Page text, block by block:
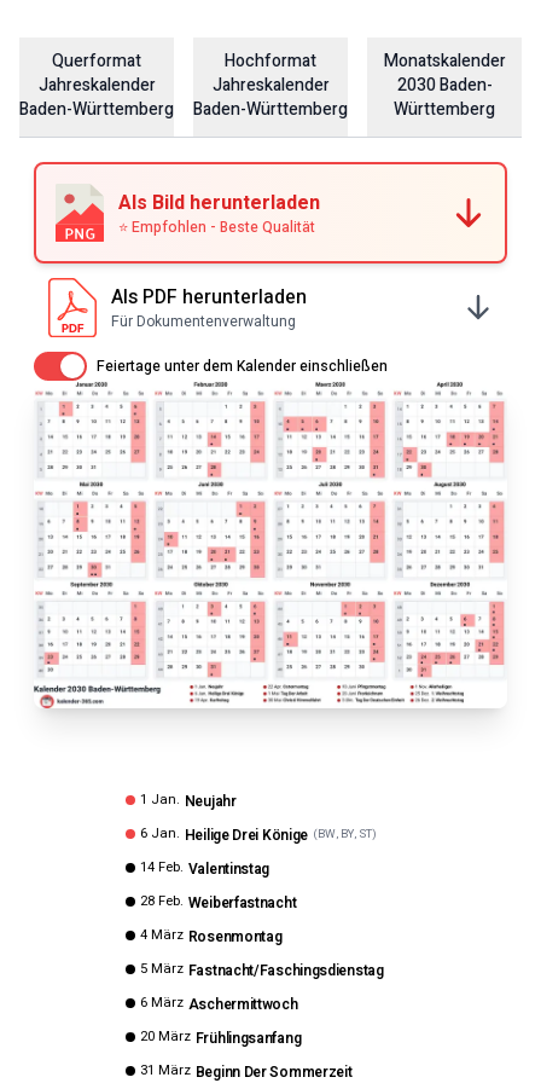
Querformat
Jahreskalender
Baden-Württemberg
Hochformat
Jahreskalender
Baden-Württemberg
Monatskalender
2030Baden-
Württemberg
Als Bild herunterladen
⭐ Empfohlen - Beste Qualität
Als PDF herunterladen
Für Dokumentenverwaltung
Av / PåFeiertage unter dem Kalender einschließen
1 Jan. Neujahr
6 Jan. Heilige Drei Könige (BW, BY, ST)
14 Feb. Valentinstag
28 Feb. Weiberfastnacht
4 März Rosenmontag
5 März Fastnacht/Faschingsdienstag
6 März Aschermittwoch
20 März Frühlingsanfang
31 März Beginn Der Sommerzeit